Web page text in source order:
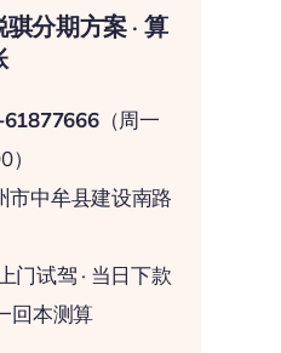
分期方案 · 算
61877666（周一
市中牟县建设南路
门试驾 · 当日下款
回本测算